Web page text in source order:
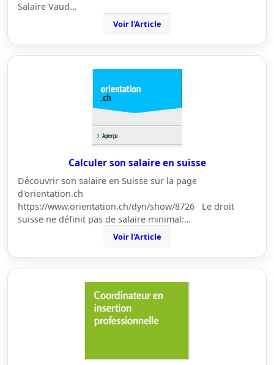
Salaire Vaud…
Voir l'Article
Calculer son salaire en suisse
Découvrir son salaire en Suisse sur la page
d'orientation.ch
https://www.orientation.ch/dyn/show/8726 Le droit
suisse ne définit pas de salaire minimal:…
Voir l'Article